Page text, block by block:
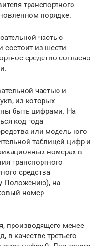
транспортного
порядке.
частью
состоит из шести
средство согласно
частью и
из которых
быть цифрами. На
код года
или модельного
таблицей цифр и
номерах в
транспортного
средства
Положению), на
номер
производящего менее
в качестве третьего